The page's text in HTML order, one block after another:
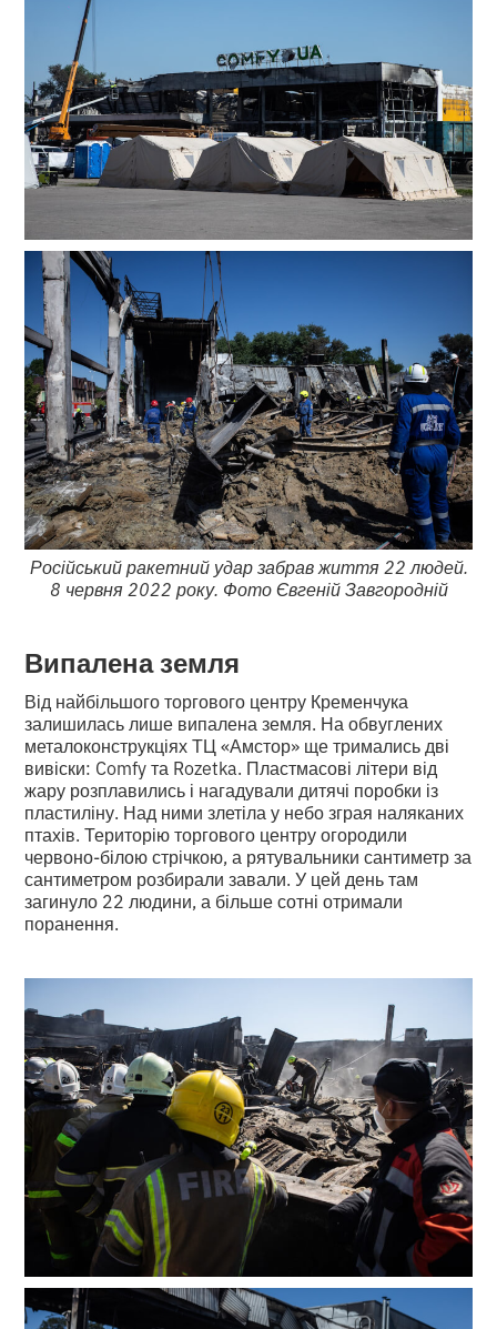
Російський ракетний удар забрав життя 22 людей.
8 червня 2022 року. Фото Євгеній Завгородній
Випалена земля
Від найбільшого торгового центру Кременчука
залишилась лише випалена земля. На обвуглених
металоконструкціях ТЦ «Амстор» ще тримались дві
вивіски: Comfy та Rozetka. Пластмасові літери від
жару розплавились і нагадували дитячі поробки із
пластиліну. Над ними злетіла у небо зграя наляканих
птахів. Територію торгового центру огородили
червоно-білою стрічкою, а рятувальники сантиметр за
сантиметром розбирали завали. У цей день там
загинуло 22 людини, а більше сотні отримали
поранення.